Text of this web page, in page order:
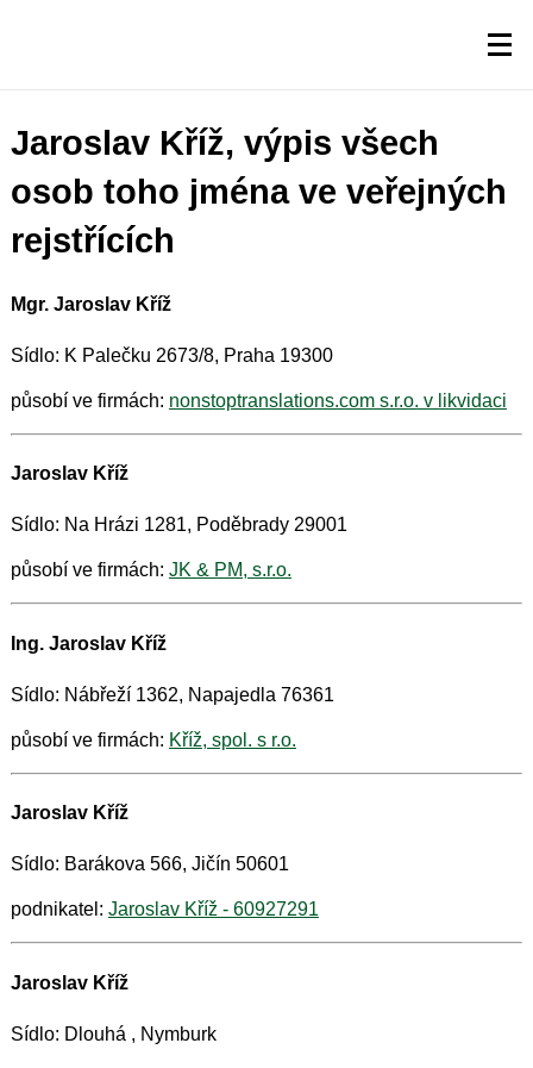
Jaroslav Kříž, výpis všech
osob toho jména ve veřejných
rejstřících
Mgr. Jaroslav Kříž
Sídlo: K Palečku 2673/8, Praha 19300
působí ve firmách: nonstoptranslations.com s.r.o. v likvidaci
Jaroslav Kříž
Sídlo: Na Hrázi 1281, Poděbrady 29001
působí ve firmách: JK & PM, s.r.o.
Ing. Jaroslav Kříž
Sídlo: Nábřeží 1362, Napajedla 76361
působí ve firmách: Kříž, spol. s r.o.
Jaroslav Kříž
Sídlo: Barákova 566, Jičín 50601
podnikatel: Jaroslav Kříž - 60927291
Jaroslav Kříž
Sídlo: Dlouhá , Nymburk